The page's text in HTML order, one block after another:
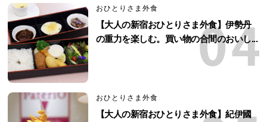
おひとりさま外食
【大人の新宿おひとりさま外食】伊勢丹
の重力を楽しむ。買い物の合間のおいし...
おひとりさま外食
【大人の新宿おひとりさま外食】紀伊國